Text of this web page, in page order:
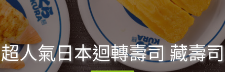
超人氣日本迴轉壽司 藏壽司